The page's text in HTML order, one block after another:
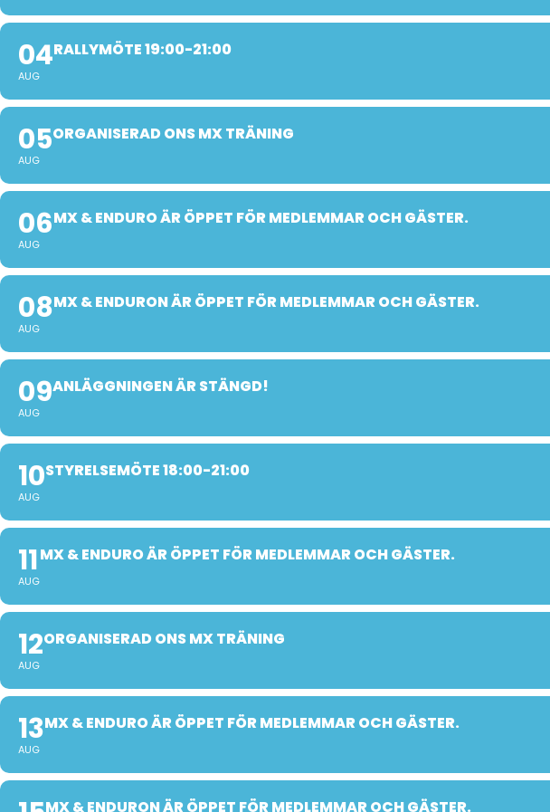
04
AUG
RALLYMÖTE 19:00-21:00
05
AUG
ORGANISERAD ONS MX TRÄNING
06
AUG
MX & ENDURO ÄR ÖPPET FÖR MEDLEMMAR OCH GÄSTER.
08
AUG
MX & ENDURON ÄR ÖPPET FÖR MEDLEMMAR OCH GÄSTER.
09
AUG
ANLÄGGNINGEN ÄR STÄNGD!
10
AUG
STYRELSEMÖTE 18:00-21:00
11
AUG
MX & ENDURO ÄR ÖPPET FÖR MEDLEMMAR OCH GÄSTER.
12
AUG
ORGANISERAD ONS MX TRÄNING
13
AUG
MX & ENDURO ÄR ÖPPET FÖR MEDLEMMAR OCH GÄSTER.
MX & ENDURON ÄR ÖPPET FÖR MEDLEMMAR OCH GÄSTER.